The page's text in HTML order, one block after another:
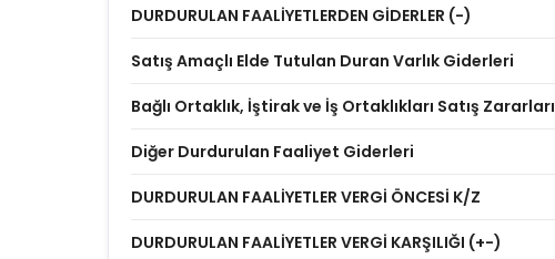
DURDURULAN FAALİYETLERDEN GİDERLER (-)
Satış Amaçlı Elde Tutulan Duran Varlık Giderleri
Bağlı Ortaklık, İştirak ve İş Ortaklıkları Satış Zararları
Diğer Durdurulan Faaliyet Giderleri
DURDURULAN FAALİYETLER VERGİ ÖNCESİ K/Z
DURDURULAN FAALİYETLER VERGİ KARŞILIĞI (+-)